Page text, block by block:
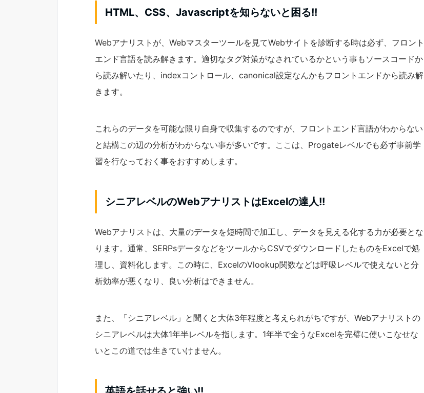
HTML、CSS、Javascriptを知らないと困る!!
Webアナリストが、Webマスターツールを見てWebサイトを診断する時は必ず、フロント
エンド言語を読み解きます。適切なタグ対策がなされているかという事もソースコードか
ら読み解いたり、indexコントロール、canonical設定なんかもフロントエンドから読み解
きます。
これらのデータを可能な限り自身で収集するのですが、フロントエンド言語がわからない
と結構この辺の分析がわからない事が多いです。ここは、Progateレベルでも必ず事前学
習を行なっておく事をおすすめします。
シニアレベルのWebアナリストはExcelの達人!!
Webアナリストは、大量のデータを短時間で加工し、データを見える化する力が必要とな
ります。通常、SERPsデータなどをツールからCSVでダウンロードしたものをExcelで処
理し、資料化します。この時に、ExcelのVlookup関数などは呼吸レベルで使えないと分
析効率が悪くなり、良い分析はできません。
また、「シニアレベル」と聞くと大体3年程度と考えられがちですが、Webアナリストの
シニアレベルは大体1年半レベルを指します。1年半で全うなExcelを完璧に使いこなせな
いとこの道では生きていけません。